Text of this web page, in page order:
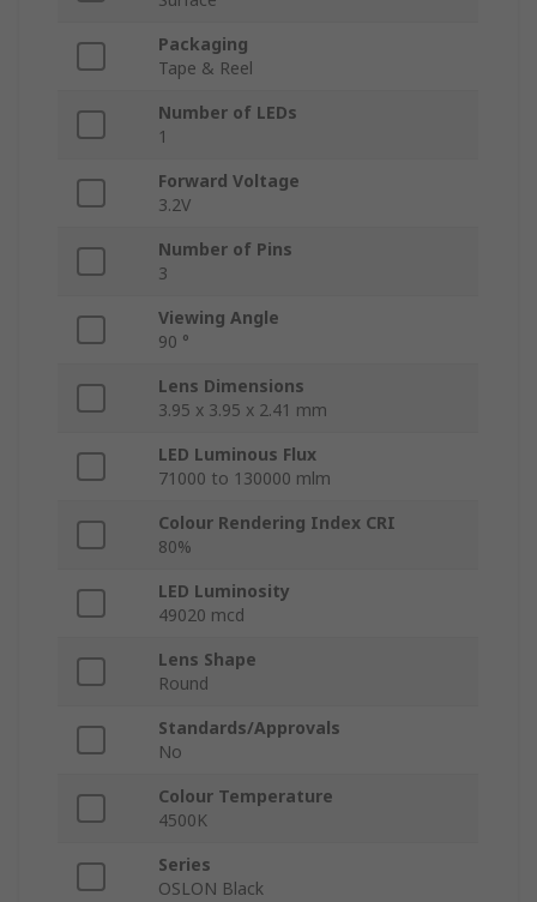
Packaging
Tape & Reel
Number of LEDs
1
Forward Voltage
3.2V
Number of Pins
3
Viewing Angle
90 °
Lens Dimensions
3.95 x 3.95 x 2.41 mm
LED Luminous Flux
71000 to 130000 mlm
Colour Rendering Index CRI
80%
LED Luminosity
49020 mcd
Lens Shape
Round
Standards/Approvals
No
Colour Temperature
4500K
Series
OSLON Black